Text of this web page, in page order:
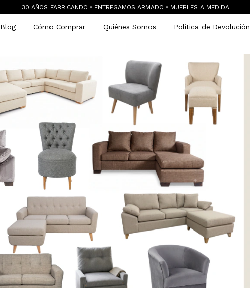
30 AÑOS FABRICANDO • ENTREGAMOS ARMADO • MUEBLES A MEDIDA
Blog Cómo Comprar Quiénes Somos
Política de Devolución